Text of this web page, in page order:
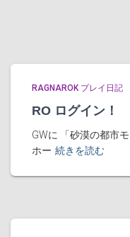
RAGNAROK プレイ日記
RO ログイン！
GWに 「砂漠の都市
ホー 続きを読む